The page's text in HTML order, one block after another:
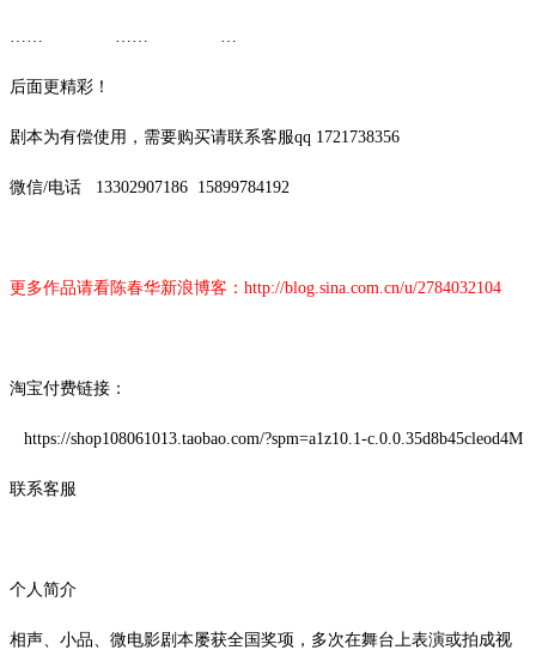
后面更精彩！
剧本为有偿使用，需要购买请联系客服qq 1721738356
微信/电话 13302907186 15899784192
更多作品请看陈春华新浪博客： http://blog.sina.com.cn/u/2784032104
淘宝付费链接：
https://shop108061013.taobao.com/?spm=a1z10.1-c.0.0.35d8b45cleod4M
联系客服
个人简介
相声、小品、微电影剧本屡获全国奖项，多次在舞台上表演或拍成视